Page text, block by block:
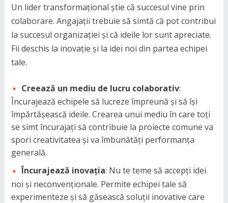
Un lider transformațional știe că succesul vine prin
colaborare. Angajații trebuie să simtă că pot contribui
la succesul organizației și că ideile lor sunt apreciate.
Fii deschis la inovație și la idei noi din partea echipei
tale.
Creează un mediu de lucru colaborativ:
Încurajează echipele să lucreze împreună și să își
împărtășească ideile. Crearea unui mediu în care toți
se simt încurajați să contribuie la proiecte comune va
spori creativitatea și va îmbunătăți performanța
generală.
Încurajează inovația: Nu te teme să accepți idei
noi și neconvenționale. Permite echipei tale să
experimenteze și să găsească soluții inovative care